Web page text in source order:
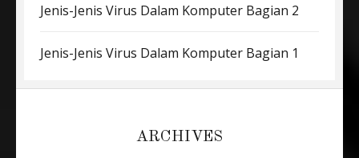
Jenis-Jenis Virus Dalam Komputer Bagian 2
Jenis-Jenis Virus Dalam Komputer Bagian 1
ARCHIVES